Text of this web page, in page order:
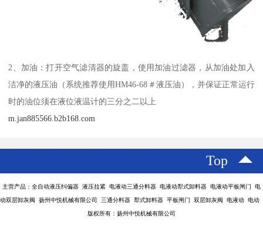
2、加油：打开空气滤清器的旋盖，使用加油过滤器，从加油处加入
洁净的液压油（系统推荐使用HM46-68＃液压油），并保证正常运行
时的油位须在液位液温计的三分之二以上
m.jan885566.b2b168.com
Top
主营产品：全自动液压纠偏器 液压拉紧 电液动三通分料器 电液动犁式卸料器 电液动平板闸门 电
动双层卸灰阀 扬州中悦机械有限公司 三通分料器 犁式卸料器 平板闸门 双层卸灰阀 电液动 电动
版权所有：扬州中悦机械有限公司